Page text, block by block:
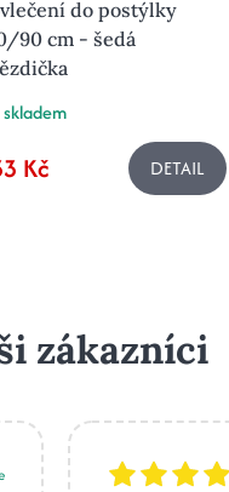
do postýlky
90 cm - šedá
skladem
Kč DETAIL
zákazníci